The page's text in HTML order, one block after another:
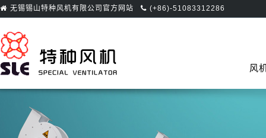
无锡锡山特种风机有限公司官方网站 (+86)-51083312286
风